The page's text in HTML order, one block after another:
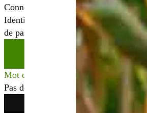
Connexion
Identifiant ou adresse mail*
de passe
Mot de passe perdu ?
Pas de compte ?
Créer votre espace